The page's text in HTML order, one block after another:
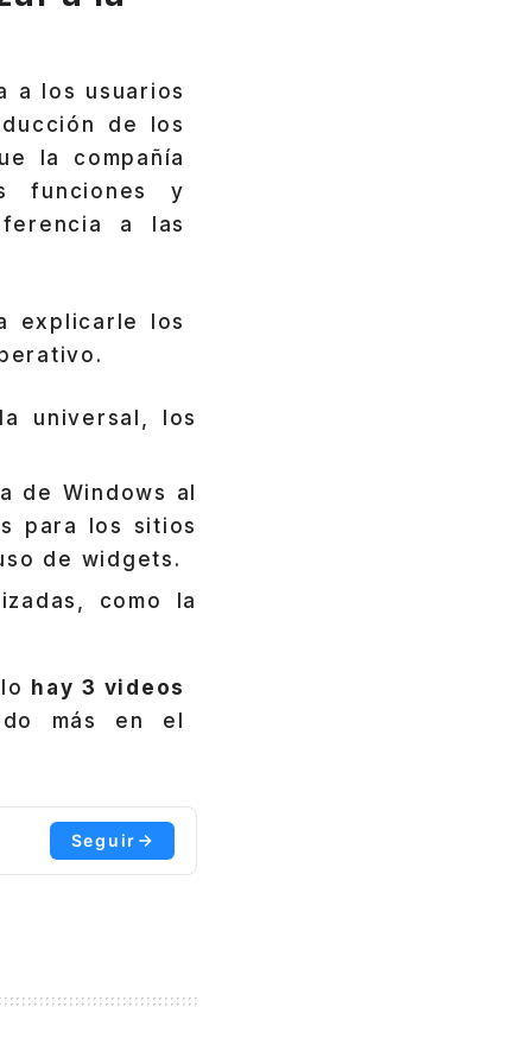
a los usuarios
de los
la compañía
funciones y
a las
explicarle los
universal, los
de Windows al
para los sitios
de widgets.
como la
hay 3 videos
más en el
Seguir